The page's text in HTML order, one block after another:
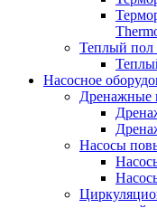
Теплый пол
Насосное
Дренажные
Насосы